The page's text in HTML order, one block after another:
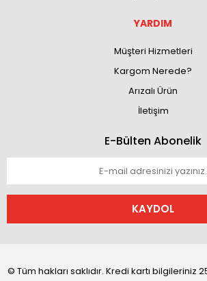
YARDIM
Müşteri Hizmetleri
Kargom Nerede?
Arızalı Ürün
İletişim
E-Bülten Abonelik
KAYDOL
© Tüm hakları saklıdır. Kredi kartı bilgileriniz